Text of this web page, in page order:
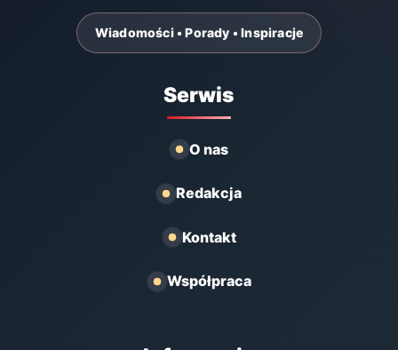
Wiadomości • Porady • Inspiracje
Serwis
O nas
Redakcja
Kontakt
Współpraca